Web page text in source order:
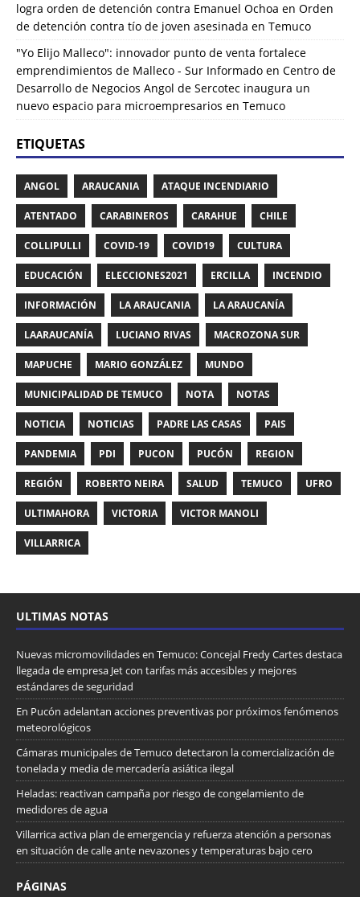
logra orden de detención contra Emanuel Ochoa en Orden
de detención contra tío de joven asesinada en Temuco
"Yo Elijo Malleco": innovador punto de venta fortalece
emprendimientos de Malleco - Sur Informado en Centro de
Desarrollo de Negocios Angol de Sercotec inaugura un
nuevo espacio para microempresarios en Temuco
ETIQUETAS
ANGOL ARAUCANIA ATAQUE INCENDIARIO
ATENTADO CARABINEROS CARAHUE CHILE
COLLIPULLI COVID-19 COVID19 CULTURA
EDUCACIÓN ELECCIONES2021 ERCILLA INCENDIO
INFORMACIÓN LA ARAUCANIA LA ARAUCANÍA
LAARAUCANÍA LUCIANO RIVAS MACROZONA SUR
MAPUCHE MARIO GONZÁLEZ MUNDO
MUNICIPALIDAD DE TEMUCO NOTA NOTAS
NOTICIA NOTICIAS PADRE LAS CASAS PAIS
PANDEMIA PDI PUCON PUCÓN REGION
REGIÓN ROBERTO NEIRA SALUD TEMUCO UFRO
ULTIMAHORA VICTORIA VICTOR MANOLI
VILLARRICA
ULTIMAS NOTAS
Nuevas micromovilidades en Temuco: Concejal Fredy Cartes destaca
llegada de empresa Jet con tarifas más accesibles y mejores
estándares de seguridad
En Pucón adelantan acciones preventivas por próximos fenómenos
meteorológicos
Cámaras municipales de Temuco detectaron la comercialización de
tonelada y media de mercadería asiática ilegal
Heladas: reactivan campaña por riesgo de congelamiento de
medidores de agua
Villarrica activa plan de emergencia y refuerza atención a personas
en situación de calle ante nevazones y temperaturas bajo cero
PÁGINAS